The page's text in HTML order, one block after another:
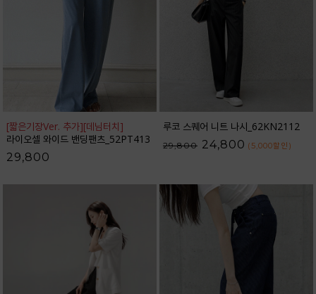
[짧은기장Ver. 추가][데님터치]
라이오셀 와이드 밴딩팬츠_52PT413
29,800
루코 스퀘어 니트 나시_62KN2112
29,800 24,800 (5,000할인 )